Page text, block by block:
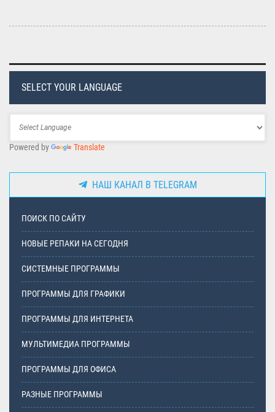
SELECT YOUR LANGUAGE
Powered by Translate
НАШ КАНАЛ В TELEGRAM
ПОИСК ПО САЙТУ
НОВЫЕ РЕПАКИ НА СЕГОДНЯ
СИСТЕМНЫЕ ПРОГРАММЫ
ПРОГРАММЫ ДЛЯ ГРАФИКИ
ПРОГРАММЫ ДЛЯ ИНТЕРНЕТА
МУЛЬТИМЕДИА ПРОГРАММЫ
ПРОГРАММЫ ДЛЯ ОФИСА
РАЗНЫЕ ПРОГРАММЫ